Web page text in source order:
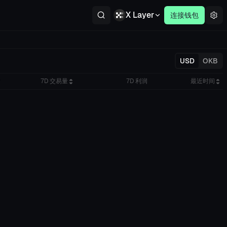
X Layer 连接钱包
USD OKB
7D 交易量 7D 利润 最近时间